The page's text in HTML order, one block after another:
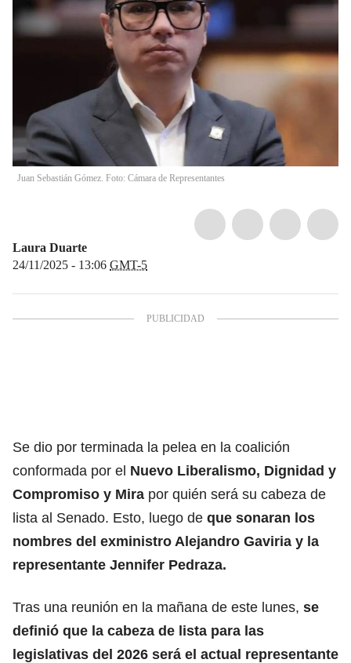
Juan Sebastián Gómez. Foto: Cámara de Representantes
Laura Duarte
24/11/2025 - 13:06 GMT-5
Se dio por terminada la pelea en la coalición
conformada por el Nuevo Liberalismo, Dignidad y
Compromiso y Mira por quién será su cabeza de
lista al Senado. Esto, luego de que sonaran los
nombres del exministro Alejandro Gaviria y la
representante Jennifer Pedraza.
Tras una reunión en la mañana de este lunes, se
definió que la cabeza de lista para las
legislativas del 2026 será el actual representante